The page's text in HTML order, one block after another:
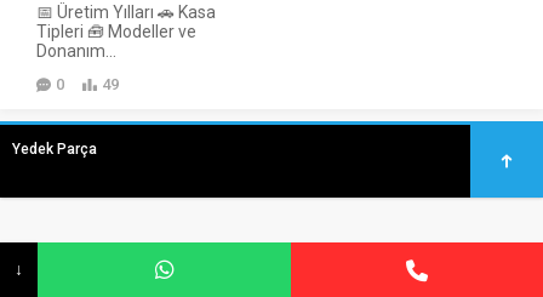
📅 Üretim Yılları 🚗 Kasa
Tipleri 🧰 Modeller ve
Donanım...
0 49
Yedek Parça
↓